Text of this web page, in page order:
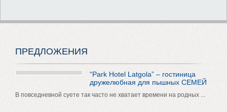
ПРЕДЛОЖЕНИЯ
“Park Hotel Latgola” – гостиница
дружелюбная для пышных СЕМЕЙ
В повседневной суете так часто не хватает времени на родных ...